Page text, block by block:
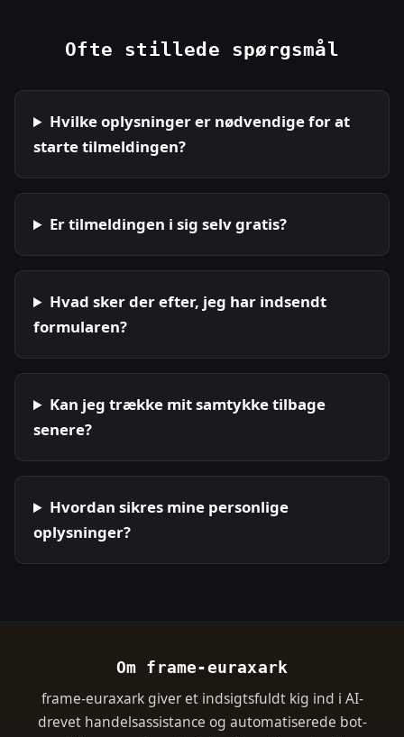
Ofte stillede spørgsmål
Hvilke oplysninger er nødvendige for at
starte tilmeldingen?
Er tilmeldingen i sig selv gratis?
Hvad sker der efter, jeg har indsendt
formularen?
Kan jeg trække mit samtykke tilbage
senere?
Hvordan sikres mine personlige
oplysninger?
Om frame-euraxark
frame-euraxark giver et indsigtsfuldt kig ind i AI-
drevet handelsassistance og automatiserede bot-